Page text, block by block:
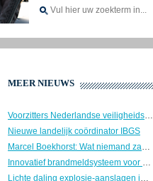
MEER NIEUWS
Voorzitters Nederlandse veiligheidswereld pleiten voor brede aanpak van nationale veiligheid
Nieuwe landelijk coördinator IBGS
Marcel Boekhorst: Wat niemand zag, tot de controller kwam
Innovatief brandmeldsysteem voor een oud theater
Lichte daling explosie-aanslagen in 2025, maar zorgen blijven groot